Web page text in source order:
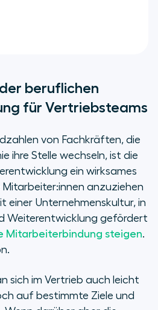
beruflichen
für Vertriebsteams
von Fachkräften, die
ihre Stelle wechseln, ist die
ein wirksames
anzuziehen
einer Unternehmenskultur, in
Weiterentwicklung gefördert
Mitarbeiterbindung steigen.
sich im Vertrieb auch leicht
auf bestimmte Ziele und